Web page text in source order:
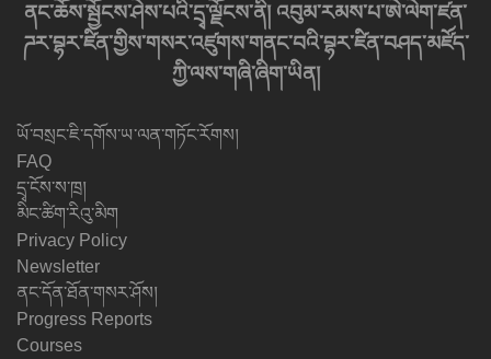
ནང་ཆོས་སྦྱོངས་ཤེས་པའི་དྲྭ་ལྗོངས་ནི། འབུམ་རམས་པ་ཨེ་ལེག་ཛན་
ཌར་བྷར་ཛིན་གྱིས་གསར་འཛུགས་གནང་བའི་བྷར་ཛིན་བཤད་མཛོད་
ཀྱི་ལས་གཞི་ཞིག་ཡིན།
ཡོ་བསྲང་ཇི་དགོས་ཡ་ལན་གཏོང་རོགས།
FAQ
དྲྭ་ངོས་ས་ཁྲ།
མིང་ཚིག་རིའུ་མིག
Privacy Policy
Newsletter
ནང་དོན་ཐོན་གསར་ཤོས།
Progress Reports
Courses